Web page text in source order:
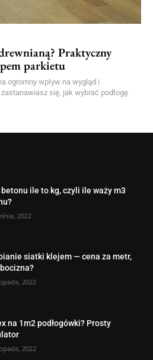
Praktyczny
parkietu
ogromny wpływ na wygląd i
się, jak wybrać podłogę
betonu ile to kg, czyli ile waży m3
2022
siatki klejem — cena za metr,
2022
na 1m2 podłogówki? Prosty
2022